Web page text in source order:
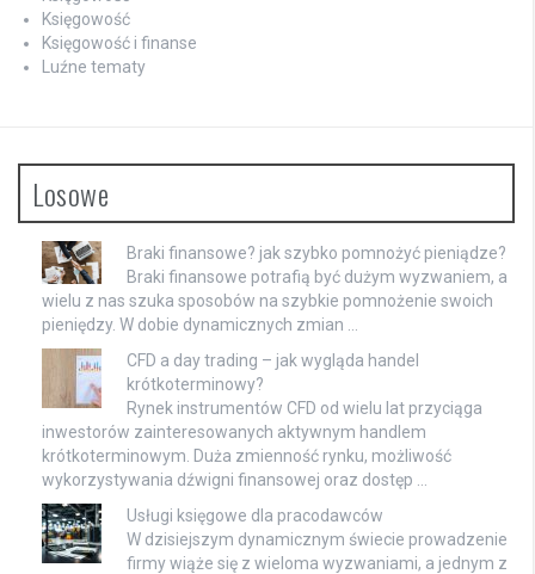
Księgowość
Księgowość i finanse
Luźne tematy
Losowe
Braki finansowe? jak szybko pomnożyć pieniądze?
Braki finansowe potrafią być dużym wyzwaniem, a
wielu z nas szuka sposobów na szybkie pomnożenie swoich
pieniędzy. W dobie dynamicznych zmian …
CFD a day trading – jak wygląda handel
krótkoterminowy?
Rynek instrumentów CFD od wielu lat przyciąga
inwestorów zainteresowanych aktywnym handlem
krótkoterminowym. Duża zmienność rynku, możliwość
wykorzystywania dźwigni finansowej oraz dostęp …
Usługi księgowe dla pracodawców
W dzisiejszym dynamicznym świecie prowadzenie
firmy wiąże się z wieloma wyzwaniami, a jednym z